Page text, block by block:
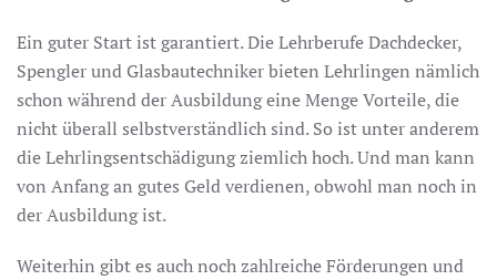
Ein guter Start ist garantiert. Die Lehrberufe Dachdecker,
Spengler und Glasbautechniker bieten Lehrlingen nämlich
schon während der Ausbildung eine Menge Vorteile, die
nicht überall selbstverständlich sind. So ist unter anderem
die Lehrlingsentschädigung ziemlich hoch. Und man kann
von Anfang an gutes Geld verdienen, obwohl man noch in
der Ausbildung ist.
Weiterhin gibt es auch noch zahlreiche Förderungen und